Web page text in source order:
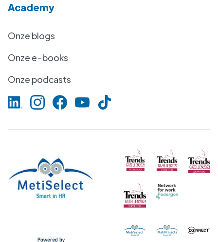
Academy
Onze blogs
Onze e-books
Onze podcasts